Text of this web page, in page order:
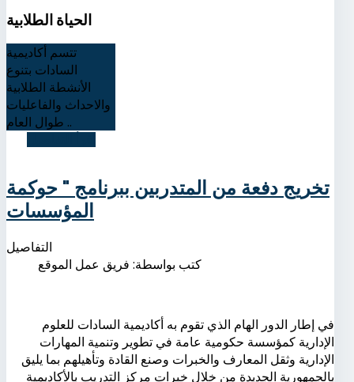
الحياة الطلابية
تتسم أكاديمية
السادات بتنوع
الأنشطة الطلابية
والاحداث والفاعليات
طوال العام ..
تخريج دفعة من المتدربين ببرنامج " حوكمة
المؤسسات
التفاصيل
كتب بواسطة: فريق عمل الموقع
في إطار الدور الهام الذي تقوم به أكاديمية السادات للعلوم
الإدارية كمؤسسة حكومية عامة في تطوير وتنمية المهارات
الإدارية وثقل المعارف والخبرات وصنع القادة وتأهيلهم بما يليق
بالجمهورية الجديدة من خلال خبرات مركز التدريب بالأكاديمية